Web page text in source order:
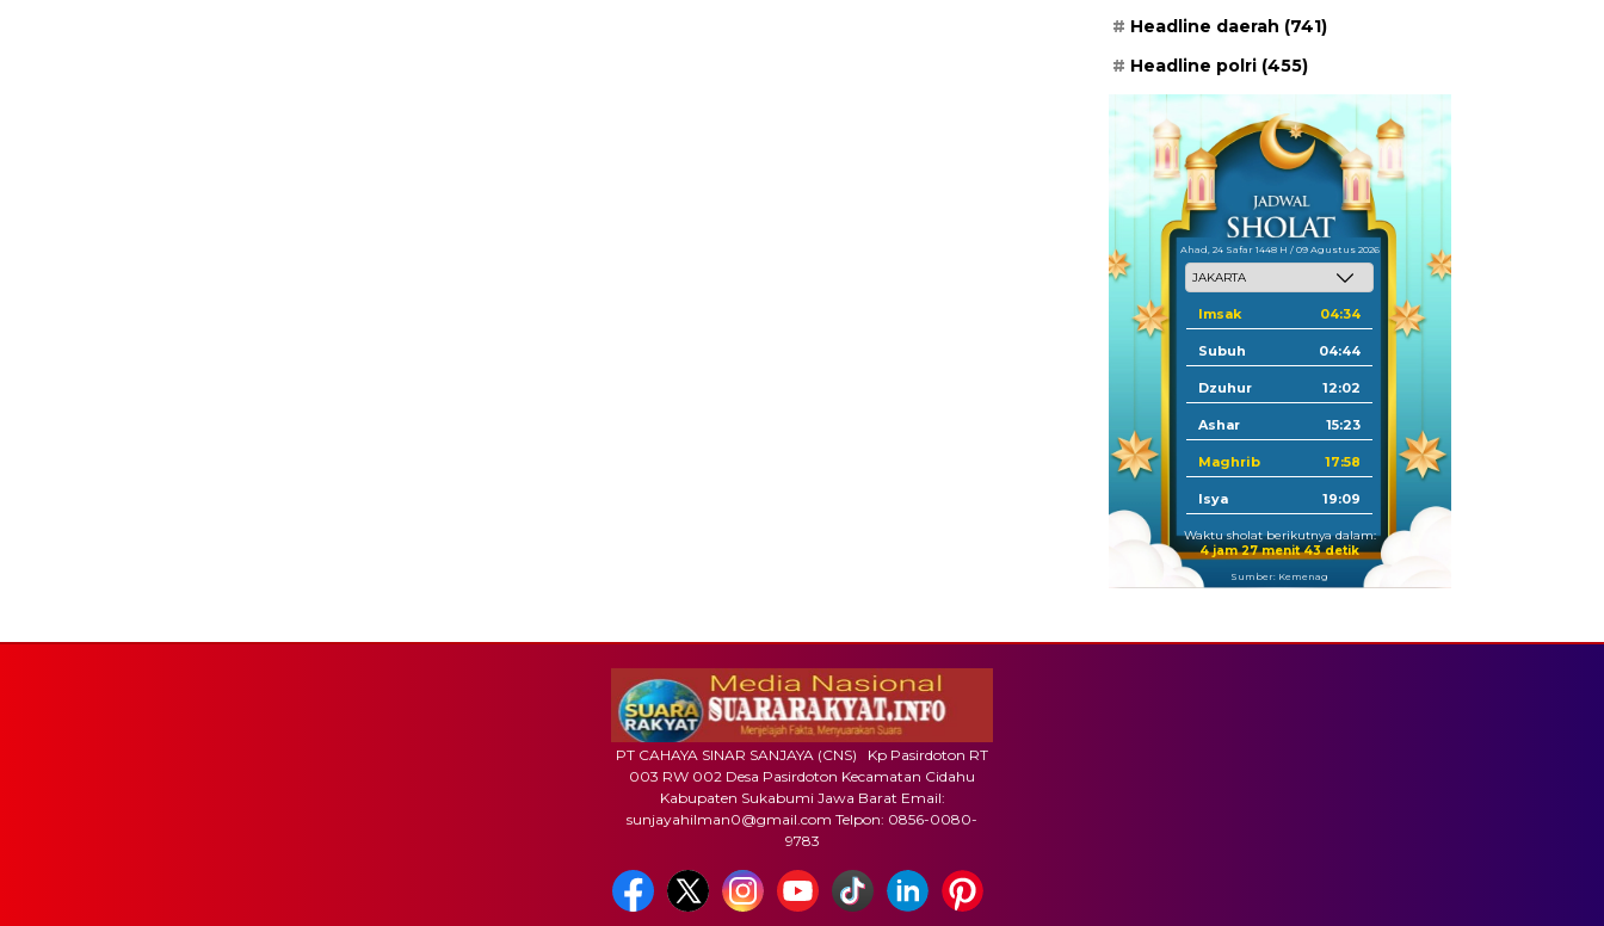
Headline daerah (741)
Headline polri (455)
Ahad, 24 Safar 1448 H / 09 Agustus 2026
Imsak 04:34
Subuh 04:44
Dzuhur 12:02
Ashar 15:23
Maghrib 17:58
Isya 19:09
Waktu sholat berikutnya dalam:
4 jam 27 menit 42 detik
Sumber: Kemenag
PT CAHAYA SINAR SANJAYA (CNS) Kp Pasirdoton RT
003 RW 002 Desa Pasirdoton Kecamatan Cidahu
Kabupaten Sukabumi Jawa Barat Email:
sunjayahilman0@gmail.com Telpon: 0856-0080-
9783